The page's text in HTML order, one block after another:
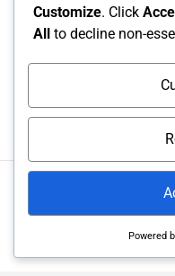
Categories
Theme NewsPanda
Customize. Click
All to decline non-
Powered